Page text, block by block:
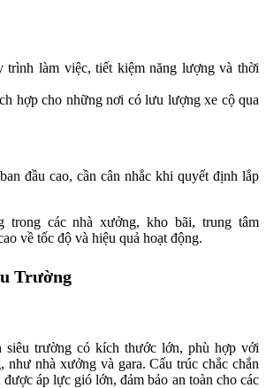
trình làm việc, tiết kiệm năng lượng và thời
hợp cho những nơi có lưu lượng xe cộ qua
đầu cao, cần cân nhắc khi quyết định lắp
trong các nhà xưởng, kho bãi, trung tâm
về tốc độ và hiệu quả hoạt động.
Trường
siêu trường có kích thước lớn, phù hợp với
như nhà xưởng và gara. Cấu trúc chắc chắn
áp lực gió lớn, đảm bảo an toàn cho các